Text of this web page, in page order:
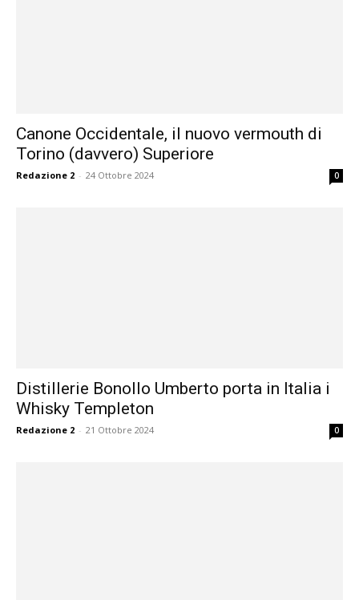
Canone Occidentale, il nuovo vermouth di
Torino (davvero) Superiore
Redazione 2 - 24 Ottobre 2024 0
Distillerie Bonollo Umberto porta in Italia i
Whisky Templeton
Redazione 2 - 21 Ottobre 2024 0